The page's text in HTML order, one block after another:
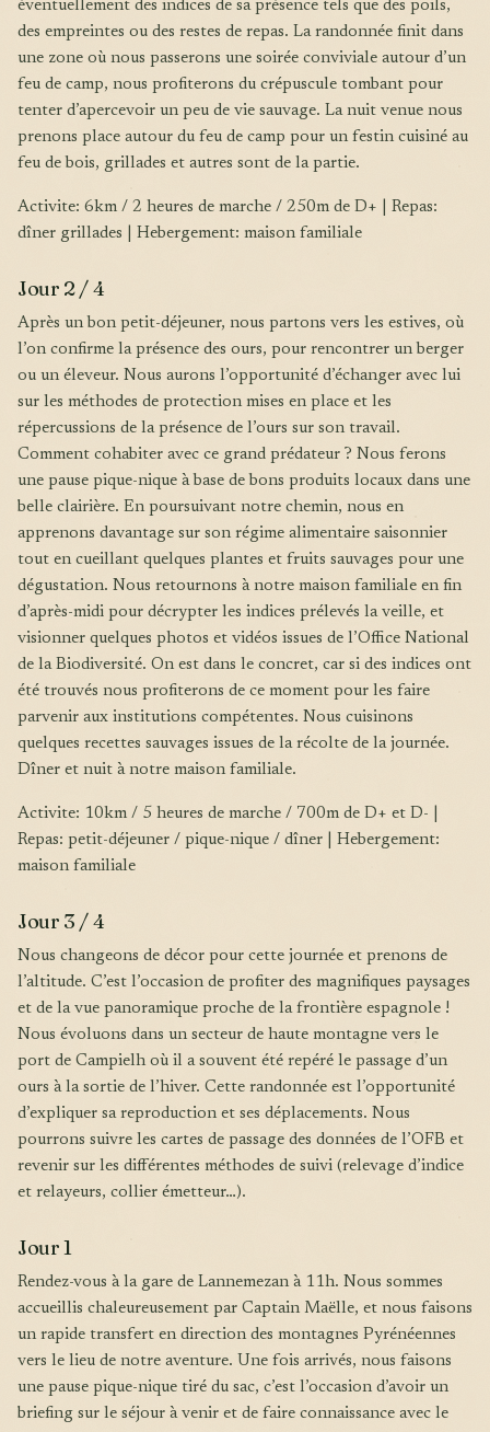
éventuellement des indices de sa présence tels que des poils,
des empreintes ou des restes de repas. La randonnée finit dans
une zone où nous passerons une soirée conviviale autour d’un
feu de camp, nous profiterons du crépuscule tombant pour
tenter d’apercevoir un peu de vie sauvage. La nuit venue nous
prenons place autour du feu de camp pour un festin cuisiné au
feu de bois, grillades et autres sont de la partie.
Activite: 6km / 2 heures de marche / 250m de D+ | Repas:
dîner grillades | Hebergement: maison familiale
Jour 2 / 4
Après un bon petit-déjeuner, nous partons vers les estives, où
l’on confirme la présence des ours, pour rencontrer un berger
ou un éleveur. Nous aurons l’opportunité d’échanger avec lui
sur les méthodes de protection mises en place et les
répercussions de la présence de l’ours sur son travail.
Comment cohabiter avec ce grand prédateur ? Nous ferons
une pause pique-nique à base de bons produits locaux dans une
belle clairière. En poursuivant notre chemin, nous en
apprenons davantage sur son régime alimentaire saisonnier
tout en cueillant quelques plantes et fruits sauvages pour une
dégustation. Nous retournons à notre maison familiale en fin
d’après-midi pour décrypter les indices prélevés la veille, et
visionner quelques photos et vidéos issues de l’Office National
de la Biodiversité. On est dans le concret, car si des indices ont
été trouvés nous profiterons de ce moment pour les faire
parvenir aux institutions compétentes. Nous cuisinons
quelques recettes sauvages issues de la récolte de la journée.
Dîner et nuit à notre maison familiale.
Activite: 10km / 5 heures de marche / 700m de D+ et D- |
Repas: petit-déjeuner / pique-nique / dîner | Hebergement:
maison familiale
Jour 3 / 4
Nous changeons de décor pour cette journée et prenons de
l’altitude. C’est l’occasion de profiter des magnifiques paysages
et de la vue panoramique proche de la frontière espagnole !
Nous évoluons dans un secteur de haute montagne vers le
port de Campielh où il a souvent été repéré le passage d’un
ours à la sortie de l’hiver. Cette randonnée est l’opportunité
d’expliquer sa reproduction et ses déplacements. Nous
pourrons suivre les cartes de passage des données de l’OFB et
revenir sur les différentes méthodes de suivi (relevage d’indice
et relayeurs, collier émetteur…).
Jour 1
Rendez-vous à la gare de Lannemezan à 11h. Nous sommes
accueillis chaleureusement par Captain Maëlle, et nous faisons
un rapide transfert en direction des montagnes Pyrénéennes
vers le lieu de notre aventure. Une fois arrivés, nous faisons
une pause pique-nique tiré du sac, c’est l’occasion d’avoir un
briefing sur le séjour à venir et de faire connaissance avec le